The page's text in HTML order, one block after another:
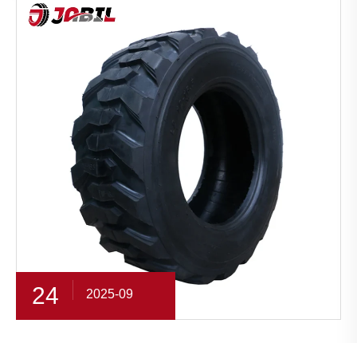
24 2025-09